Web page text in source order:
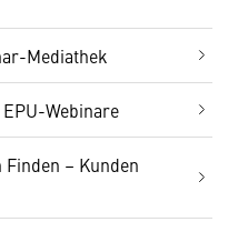
Mediathek
Webinare
– Kunden